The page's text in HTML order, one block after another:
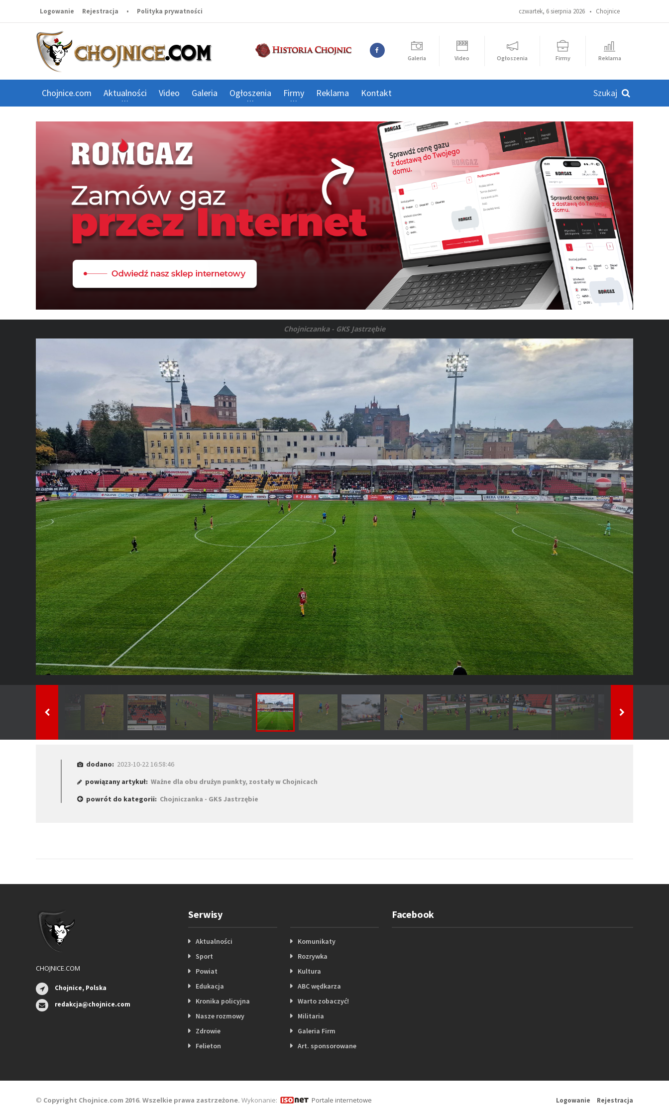
czwartek, 6 sierpnia 2026 • Chojnice
Logowanie Rejestracja • Polityka prywatności
Galeria Video Ogłoszenia Firmy Reklama
Chojnice.com Aktualności Video Galeria Ogłoszenia Firmy Reklama Kontakt
Chojniczanka - GKS Jastrzębie
dodano: 2023-10-22 16:58:46
powiązany artykuł: Ważne dla obu drużyn punkty, zostały w Chojnicach
powrót do kategorii: Chojniczanka - GKS Jastrzębie
CHOJNICE.COM
Chojnice, Polska
redakcja@chojnice.com
Serwisy
Aktualności
Sport
Powiat
Edukacja
Kronika policyjna
Nasze rozmowy
Zdrowie
Felieton
Komunikaty
Rozrywka
Kultura
ABC wędkarza
Warto zobaczyć!
Militaria
Galeria Firm
Art. sponsorowane
Facebook
Logowanie Rejestracja
© Copyright Chojnice.com 2016. Wszelkie prawa zastrzeżone. Wykonanie: Portale internetowe